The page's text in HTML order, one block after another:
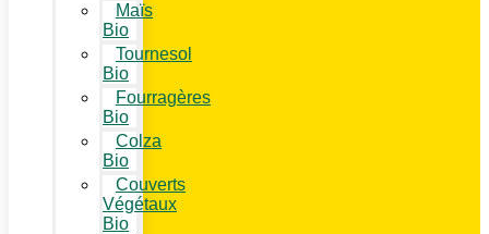
Maïs
Bio
Tournesol
Bio
Fourragères
Bio
Colza
Bio
Couverts
Végétaux
Bio